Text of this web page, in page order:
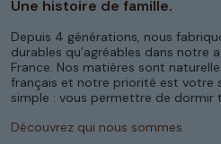
Un format
l’esthétique
praticité
coins arrondis, qui
Une histoire de famille.
Depuis 4 générations, nous
durables qu’agréables dans notre
France. Nos matières sont
français et notre priorité est votre
simple : vous permettre de dormir
Découvrez qui nous sommes